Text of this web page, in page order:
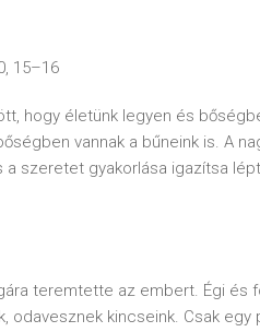
15–16
hogy életünk legyen és
vannak a bűneink is. A
szeretet gyakorlása igazítsa
teremtette az embert. Égi és
odavesznek kincseink. Csak egy